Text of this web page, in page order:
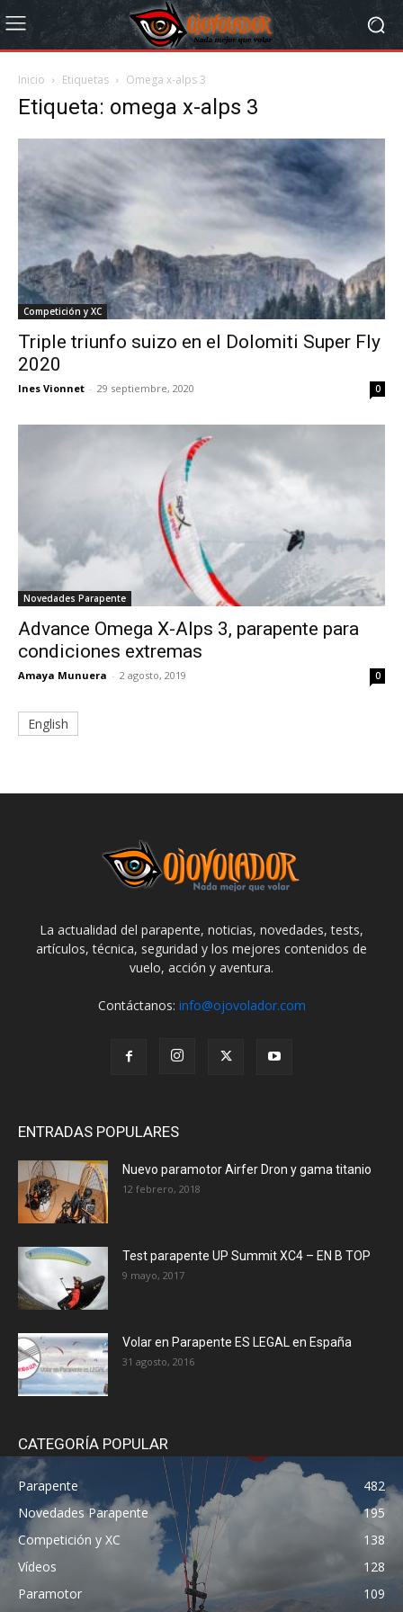
Inicio Etiquetas Omega x-alps 3
Etiqueta: omega x-alps 3
Competición y XC
Triple triunfo suizo en el Dolomiti Super Fly
2020
Ines Vionnet - 29 septiembre, 2020 0
Novedades Parapente
Advance Omega X-Alps 3, parapente para
condiciones extremas
Amaya Munuera - 2 agosto, 2019 0
English
La actualidad del parapente, noticias, novedades, tests,
artículos, técnica, seguridad y los mejores contenidos de
vuelo, acción y aventura.
Contáctanos: info@ojovolador.com
ENTRADAS POPULARES
Nuevo paramotor Airfer Dron y gama titanio
12 febrero, 2018
Test parapente UP Summit XC4 – EN B TOP
9 mayo, 2017
Volar en Parapente ES LEGAL en España
31 agosto, 2016
CATEGORÍA POPULAR
Parapente
482
Novedades Parapente
195
Competición y XC
138
Vídeos
128
Paramotor
109